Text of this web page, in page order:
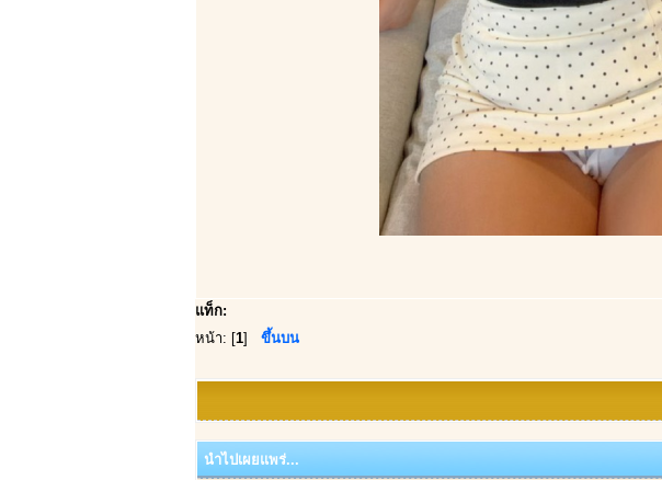
แท็ก:
หน้า: [1] ขึ้นบน
นำไปเผยแพร่...